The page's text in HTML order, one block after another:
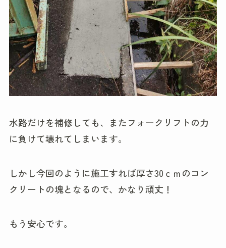
水路だけを補修しても、またフォークリフトの力
に負けて壊れてしまいます。
しかし今回のように施工すれば厚さ30ｃｍのコン
クリートの塊となるので、かなり頑丈！
もう安心です。